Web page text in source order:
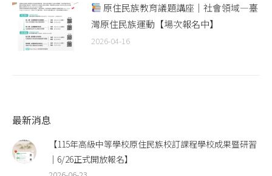
原住民族教育議題講座｜社會領域—臺
灣原住民族運動【場次報名中】
2026-04-16
最新消息
【115年高級中等學校原住民族校訂課程學校成果暨研習
｜6/26正式開放報名】